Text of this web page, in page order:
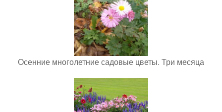
Осенние многолетние садовые цветы. Три месяца